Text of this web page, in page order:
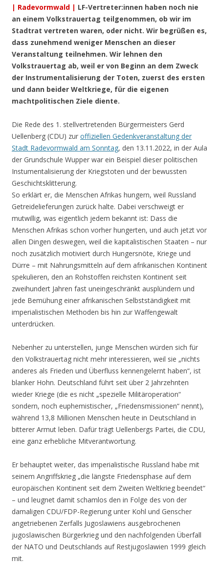
| Radevormwald | LF-Vertreter:innen haben noch nie
an einem Volkstrauertag teilgenommen, ob wir im
Stadtrat vertreten waren, oder nicht. Wir begrüßen es,
dass zunehmend weniger Menschen an dieser
Veranstaltung teilnehmen. Wir lehnen den
Volkstrauertag ab, weil er von Beginn an dem Zweck
der Instrumentalisierung der Toten, zuerst des ersten
und dann beider Weltkriege, für die eigenen
machtpolitischen Ziele diente.
Die Rede des 1. stellvertretenden Bürgermeisters Gerd
Uellenberg (CDU) zur offiziellen Gedenkveranstaltung der
Stadt Radevormwald am Sonntag, den 13.11.2022, in der Aula
der Grundschule Wupper war ein Beispiel dieser politischen
Instumentalisierung der Kriegstoten und der bewussten
Geschichtsklitterung.
So erklärt er, die Menschen Afrikas hungern, weil Russland
Getreidelieferungen zurück halte. Dabei verschweigt er
mutwillig, was eigentlich jedem bekannt ist: Dass die
Menschen Afrikas schon vorher hungerten, und auch jetzt vor
allen Dingen deswegen, weil die kapitalistischen Staaten – nur
noch zusätzlich motiviert durch Hungersnöte, Kriege und
Dürre – mit Nahrungsmitteln auf dem afrikanischen Kontinent
spekulieren, den an Rohstoffen reichsten Kontinent seit
zweihundert Jahren fast uneingeschränkt ausplündern und
jede Bemühung einer afrikanischen Selbstständigkeit mit
imperialistischen Methoden bis hin zur Waffengewalt
unterdrücken.
Nebenher zu unterstellen, junge Menschen würden sich für
den Volkstrauertag nicht mehr interessieren, weil sie „nichts
anderes als Frieden und Überfluss kennengelernt haben“, ist
blanker Hohn. Deutschland führt seit über 2 Jahrzehnten
wieder Kriege (die es nicht „spezielle Militäroperation“
sondern, noch euphemistischer, „Friedensmissionen“ nennt),
während 13,8 Millionen Menschen heute in Deutschland in
bitterer Armut leben. Dafür trägt Uellenbergs Partei, die CDU,
eine ganz erhebliche Mitverantwortung.
Er behauptet weiter, das imperialistische Russland habe mit
seinem Angriffskrieg „die längste Friedensphase auf dem
europäischen Kontinent seit dem Zweiten Weltkrieg beendet“
– und leugnet damit schamlos den in Folge des von der
damaligen CDU/FDP-Regierung unter Kohl und Genscher
angetriebenen Zerfalls Jugoslawiens ausgebrochenen
jugoslawischen Bürgerkrieg und den nachfolgenden Überfall
der NATO und Deutschlands auf Restjugoslawien 1999 gleich
mit.